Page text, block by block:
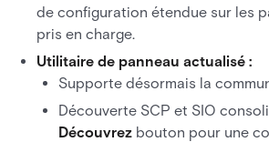
de configuration étendue sur les
pris en charge.
Utilitaire de panneau actualisé :
Supporte désormais la
Découverte SCP et SIO
Découvrez bouton pour une